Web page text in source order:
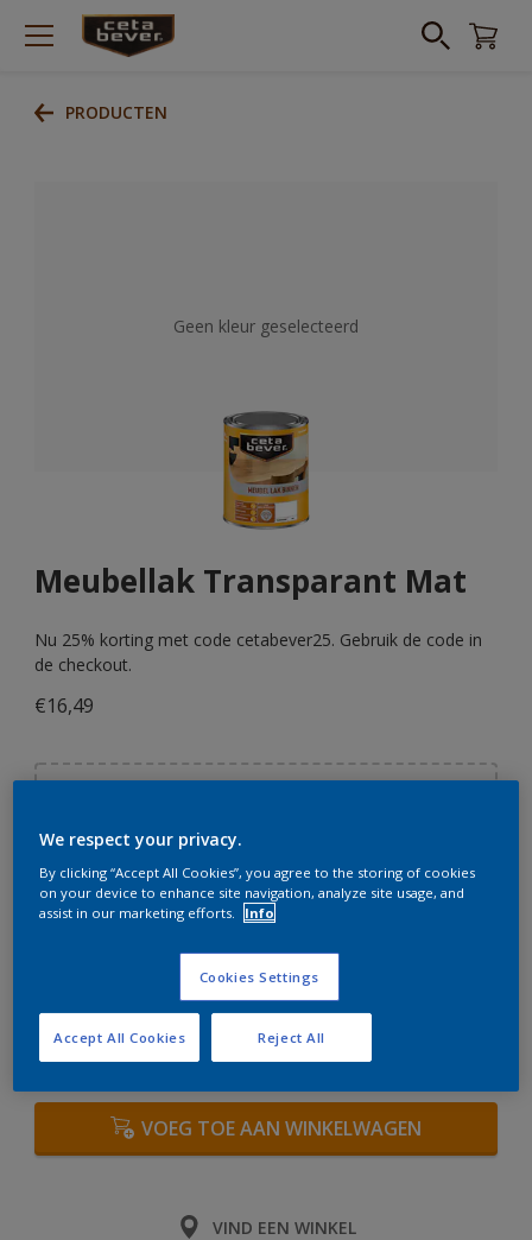
PRODUCTEN
Geen kleur geselecteerd
Meubellak Transparant Mat
Nu 25% korting met code cetabever25. Gebruik de code in
de checkout.
€16,49
Grootte
Verfcalculator
BEREKEN
VOEG TOE AAN WINKELWAGEN
VIND EEN WINKEL
We respect your privacy.
By clicking “Accept All Cookies”, you agree to the storing of cookies
on your device to enhance site navigation, analyze site usage, and
assist in our marketing efforts.
Info
Cookies Settings
Reject All
Accept All Cookies